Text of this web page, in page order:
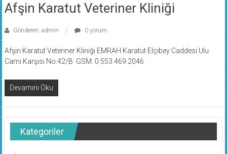
Afşin Karatut Veteriner Kliniği
Gönderen: admin 0 yorum
Afşin Karatut Veteriner Kliniği EMRAH Karatut Elçibey Caddesi Ulu
Cami Karşısı No:42/B GSM: 0 553 469 2046
Devamını Oku
Kategoriler